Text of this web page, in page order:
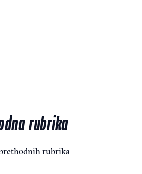
rubrika
rubrika